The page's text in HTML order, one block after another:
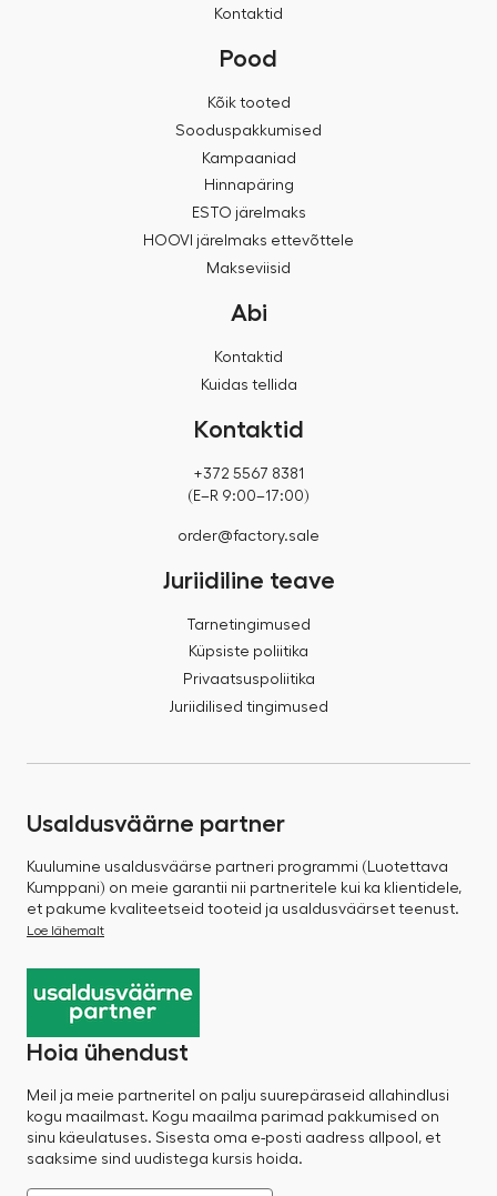
Kontaktid
Pood
Kõik tooted
Sooduspakkumised
Kampaaniad
Hinnapäring
ESTO järelmaks
HOOVI järelmaks ettevõttele
Makseviisid
Abi
Kontaktid
Kuidas tellida
Kontaktid
+372 5567 8381
(E–R 9:00–17:00)
order@factory.sale
Juriidiline teave
Tarnetingimused
Küpsiste poliitika
Privaatsuspoliitika
Juriidilised tingimused
Usaldusväärne partner
Kuulumine usaldusväärse partneri programmi (Luotettava
Kumppani) on meie garantii nii partneritele kui ka klientidele,
et pakume kvaliteetseid tooteid ja usaldusväärset teenust.
Loe lähemalt
Hoia ühendust
Meil ja meie partneritel on palju suurepäraseid allahindlusi
kogu maailmast. Kogu maailma parimad pakkumised on
sinu käeulatuses. Sisesta oma e-posti aadress allpool, et
saaksime sind uudistega kursis hoida.